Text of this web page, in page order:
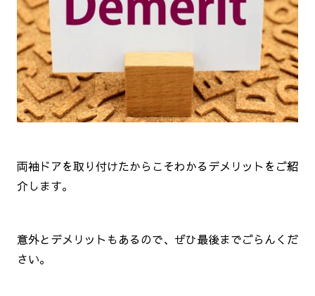
両袖ドアを取り付けたからこそわかるデメリットをご紹
介します。
意外とデメリットもあるので、ぜひ最後までごらんくだ
さい。